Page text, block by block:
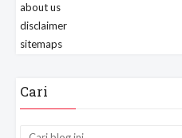
about us
disclaimer
sitemaps
Cari